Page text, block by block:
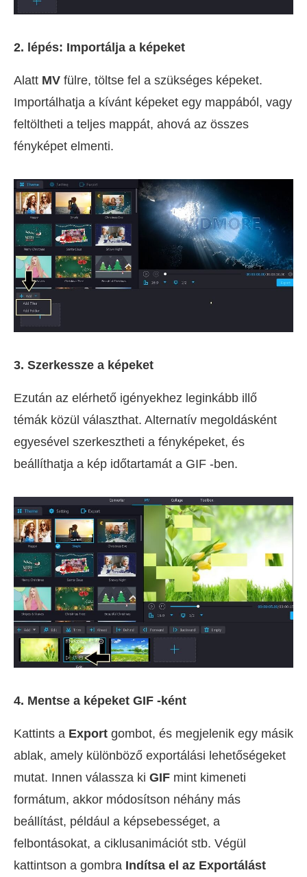
2. lépés: Importálja a képeket
Alatt MV fülre, töltse fel a szükséges képeket.
Importálhatja a kívánt képeket egy mappából, vagy
feltöltheti a teljes mappát, ahová az összes
fényképet elmenti.
3. Szerkessze a képeket
Ezután az elérhető igényekhez leginkább illő
témák közül választhat. Alternatív megoldásként
egyesével szerkesztheti a fényképeket, és
beállíthatja a kép időtartamát a GIF -ben.
4. Mentse a képeket GIF -ként
Kattints a Export gombot, és megjelenik egy másik
ablak, amely különböző exportálási lehetőségeket
mutat. Innen válassza ki GIF mint kimeneti
formátum, akkor módosítson néhány más
beállítást, például a képsebességet, a
felbontásokat, a ciklusanimációt stb. Végül
kattintson a gombra Indítsa el az Exportálást